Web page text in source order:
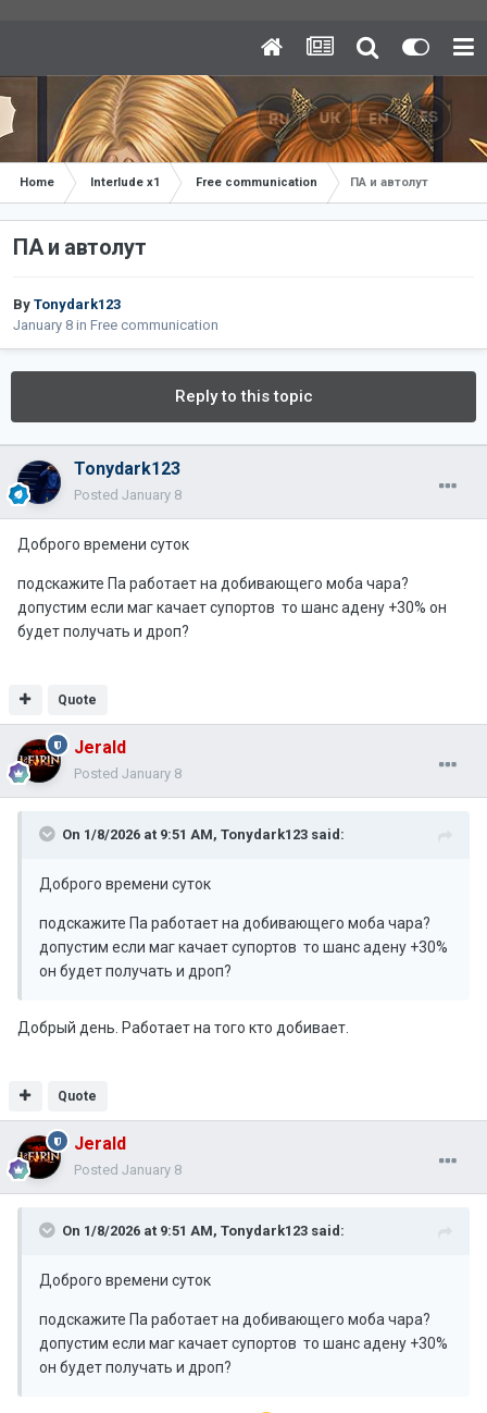
Home Interlude x1 Free communication ПА и автолут
ПА и автолут
By Tonydark123
January 8 in Free communication
Reply to this topic
Tonydark123
Posted January 8
Доброго времени суток
подскажите Па работает на добивающего моба чара?
допустим если маг качает супортов то шанс адену +30% он
будет получать и дроп?
Quote
Jerald
Posted January 8
On 1/8/2026 at 9:51 AM, Tonydark123 said:
Доброго времени суток
подскажите Па работает на добивающего моба чара?
допустим если маг качает супортов то шанс адену +30%
он будет получать и дроп?
Добрый день. Работает на того кто добивает.
Quote
Jerald
Posted January 8
On 1/8/2026 at 9:51 AM, Tonydark123 said:
Доброго времени суток
подскажите Па работает на добивающего моба чара?
допустим если маг качает супортов то шанс адену +30%
он будет получать и дроп?